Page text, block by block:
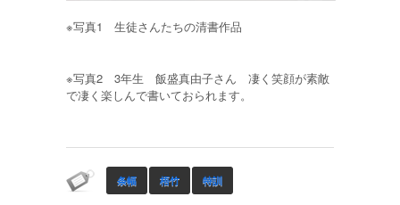
※写真1 生徒さんたちの清書作品
※写真2 3年生 飯盛真由子さん 凄く笑顔が素敵
で凄く楽しんで書いておられます。
条幅 梧竹 特訓